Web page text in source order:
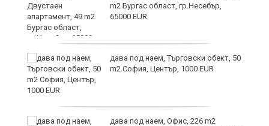
m2 Бургас област, гр.Несебър,
65000 EUR
дава под наем, Търговски обект, 50
m2 София, Център, 1000 EUR
дава под наем, Офис, 226 m2